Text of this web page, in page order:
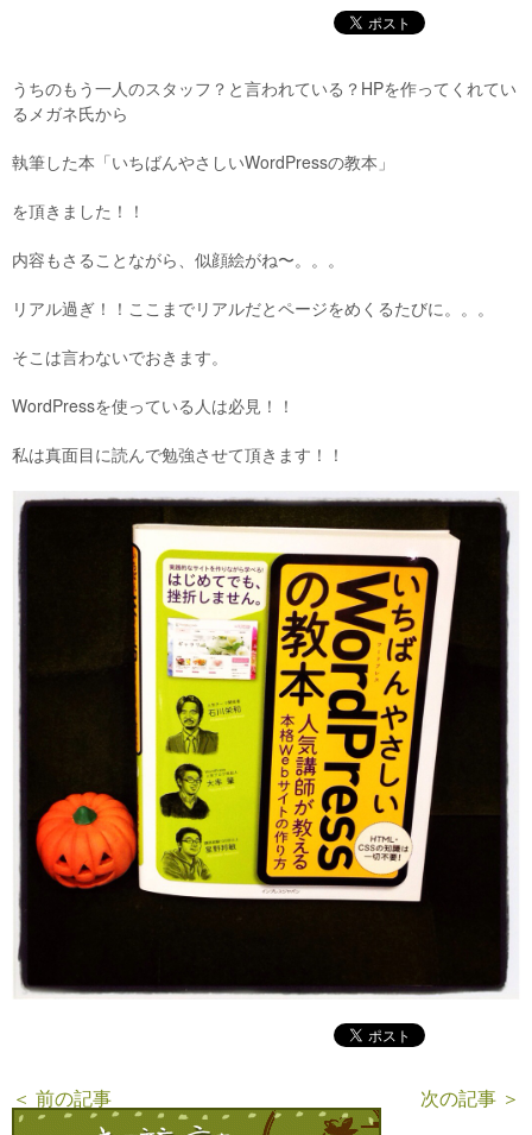
Blog
Contact
うちのもう一人のスタッフ？と言われている？HPを作ってくれてい
るメガネ氏から
執筆した本「いちばんやさしいWordPressの教本」
を頂きました！！
内容もさることながら、似顔絵がね〜。。。
リアル過ぎ！！ここまでリアルだとページをめくるたびに。。。
そこは言わないでおきます。
WordPressを使っている人は必見！！
私は真面目に読んで勉強させて頂きます！！
＜ 前の記事 次の記事 ＞